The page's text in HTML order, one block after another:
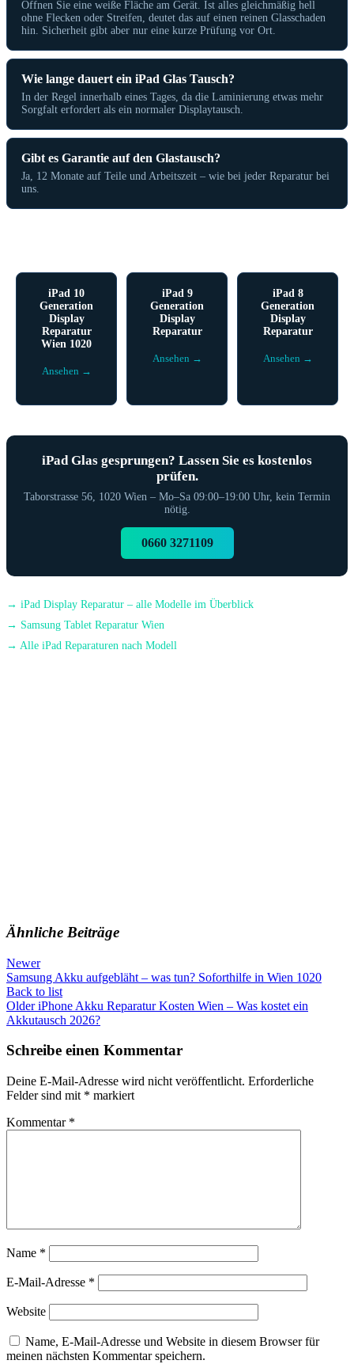
Öffnen Sie eine weiße Fläche am Gerät. Ist alles gleichmäßig hell
ohne Flecken oder Streifen, deutet das auf einen reinen Glasschaden
hin. Sicherheit gibt aber nur eine kurze Prüfung vor Ort.
Wie lange dauert ein iPad Glas Tausch?
In der Regel innerhalb eines Tages, da die Laminierung etwas mehr
Sorgfalt erfordert als ein normaler Displaytausch.
Gibt es Garantie auf den Glastausch?
Ja, 12 Monate auf Teile und Arbeitszeit – wie bei jeder Reparatur bei
uns.
iPad 10
Generation
Display
Reparatur
Wien 1020
Ansehen →
iPad 9
Generation
Display
Reparatur
Ansehen →
iPad 8
Generation
Display
Reparatur
Ansehen →
iPad Glas gesprungen? Lassen Sie es kostenlos
prüfen.
Taborstrasse 56, 1020 Wien – Mo–Sa 09:00–19:00 Uhr, kein Termin
nötig.
0660 3271109
→ iPad Display Reparatur – alle Modelle im Überblick
→ Samsung Tablet Reparatur Wien
→ Alle iPad Reparaturen nach Modell
Ähnliche Beiträge
Newer
Samsung Akku aufgebläht – was tun? Soforthilfe in Wien 1020
Back to list
Older iPhone Akku Reparatur Kosten Wien – Was kostet ein
Akkutausch 2026?
Schreibe einen Kommentar
Deine E-Mail-Adresse wird nicht veröffentlicht. Erforderliche
Felder sind mit * markiert
Kommentar *
Name *
E-Mail-Adresse *
Website
Name, E-Mail-Adresse und Website in diesem Browser für
meinen nächsten Kommentar speichern.